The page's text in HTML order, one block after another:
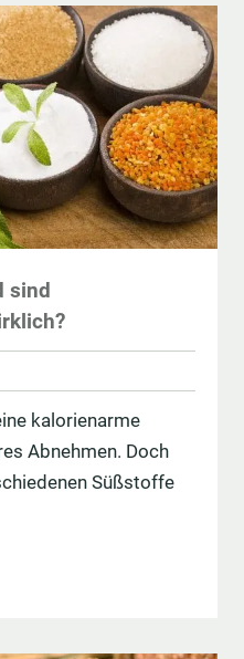
sind
kalorienarme
Abnehmen. Doch
Süßstoffe